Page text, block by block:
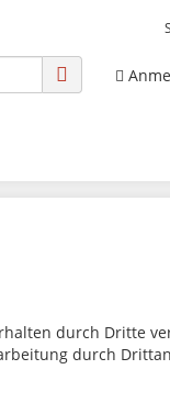
durch Dritte
durch